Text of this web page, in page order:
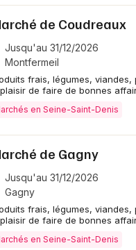
de Coudreaux
Jusqu'au 31/12/2026
Montfermeil
frais, légumes,
de faire de bonnes
en Seine-Saint-Denis
de Gagny
Jusqu'au 31/12/2026
Gagny
frais, légumes,
de faire de bonnes
en Seine-Saint-Denis